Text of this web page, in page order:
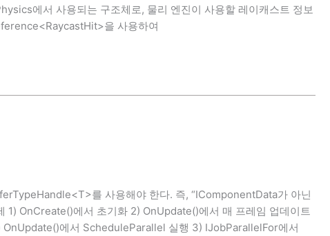
에서 사용되는 구조체로, 물리 엔진이 사용할 레이캐스트 정보
을 사용하여
를 사용해야 한다. 즉, “IComponentData가 아닌
OnCreate()에서 초기화 2) OnUpdate()에서 매 프레임 업데이트
에서 ScheduleParallel 실행 3) IJobParallelFor에서